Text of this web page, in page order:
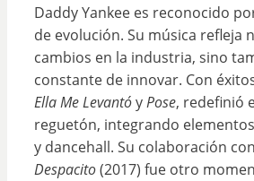
Daddy Yankee es reconocido
de evolución. Su música refleja
cambios en la industria, sino
constante de innovar. Con
Ella Me LevantóyPose, redefinió
reguetón, integrando
y dancehall. Su colaboración
Despacito(2017) fue otro